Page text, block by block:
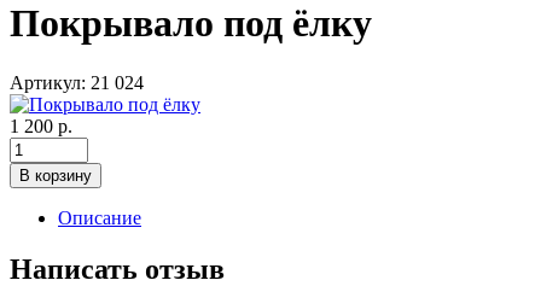
Покрывало под ёлку
Артикул: 21 024
1 200 р.
В корзину
Описание
Написать отзыв